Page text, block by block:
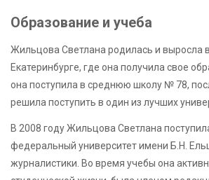
Образование и учеба
Жильцова Светлана родилась и выросла
Екатеринбурге, где она получила свое
она поступила в среднюю школу № 78,
решила поступить в один из лучших
В 2008 году Жильцова Светлана
федеральный университет имени Б.Н.
журналистики. Во время учебы она